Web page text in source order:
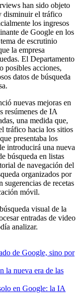
han sido objeto
disminuir el tráfico
los ingresos
de Google en los
de escrutinio
la empresa
El Departamento
posibles acciones,
datos de búsqueda
nuevas mejoras en
resúmenes de IA
una medida que,
tráfico hacia los sitios
presentaba los
introducirá una nueva
búsqueda en listas
de navegación del
organizados por
de recetas
móvil.
visual de la
entradas de video
analizar.
de Google, sino por
la nueva era de las
en Google: la IA